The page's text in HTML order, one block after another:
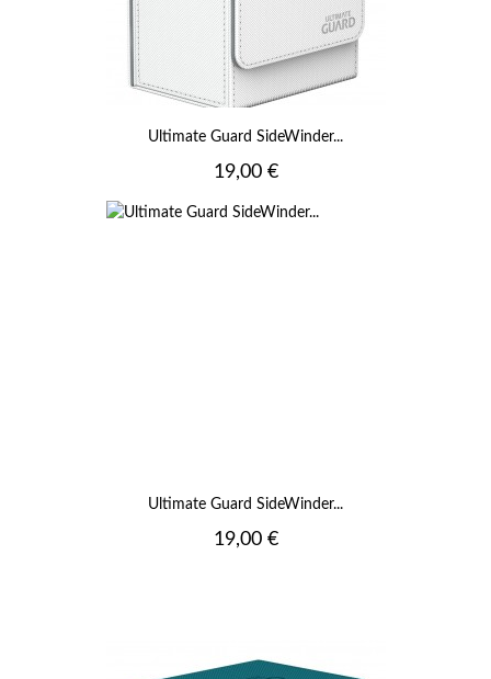
Ultimate Guard SideWinder...
Prix
19,00 €
Ultimate Guard SideWinder...
Prix
19,00 €